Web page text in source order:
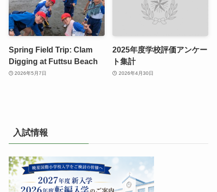
Spring Field Trip: Clam
Digging at Futtsu Beach
2026年5月7日
2025年度学校評価アンケー
ト集計
2026年4月30日
入試情報